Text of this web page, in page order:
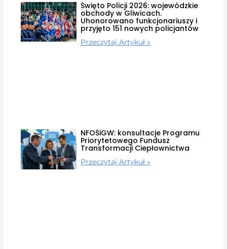
Święto Policji 2026: wojewódzkie
obchody w Gliwicach.
Uhonorowano funkcjonariuszy i
przyjęto 151 nowych policjantów
Przeczytaj Artykuł »
NFOŚiGW: konsultacje Programu
Priorytetowego Fundusz
Transformacji Ciepłownictwa
Przeczytaj Artykuł »